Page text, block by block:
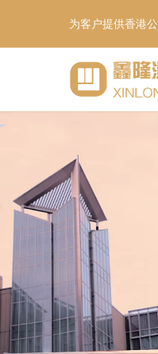
为客户提供香港